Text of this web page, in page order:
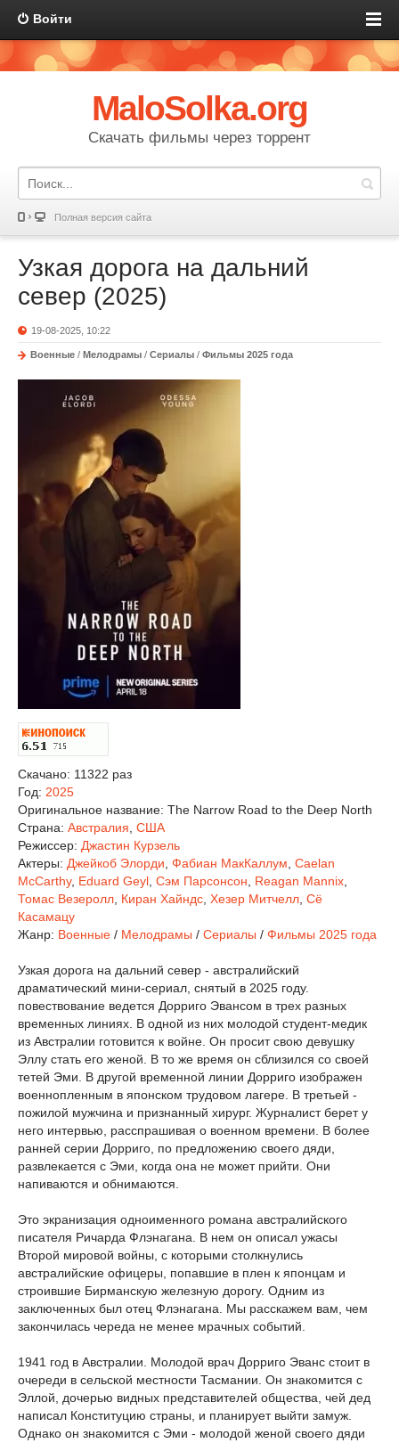
Войти
MaloSolka.org
Скачать фильмы через торрент
Полная версия сайта
Узкая дорога на дальний
север (2025)
19-08-2025, 10:22
Военные / Мелодрамы / Сериалы / Фильмы 2025 года
Скачано: 11322 раз
Год: 2025
Оригинальное название: The Narrow Road to the Deep North
Страна: Австралия США
Режиссер: Джастин Курзель
Актеры: Джейкоб Элорди Фабиан МакКаллум Caelan
McCarthy, Eduard Geyl Сэм Парсонсон Reagan Mannix
Томас Везеролл Киран Хайндс Хезер Митчелл Сё
Касамацу
Жанр: Военные / Мелодрамы / Сериалы / Фильмы 2025 года
Узкая дорога на дальний север - австралийский
драматический мини-сериал, снятый в 2025 году.
повествование ведется Дорриго Эвансом в трех разных
временных линиях. В одной из них молодой студент-медик
из Австралии готовится к войне. Он просит свою девушку
Эллу стать его женой. В то же время он сблизился со своей
тетей Эми. В другой временной линии Дорриго изображен
военнопленным в японском трудовом лагере. В третьей -
пожилой мужчина и признанный хирург. Журналист берет у
него интервью, расспрашивая о военном времени. В более
ранней серии Дорриго, по предложению своего дяди,
развлекается с Эми, когда она не может прийти. Они
напиваются и обнимаются.
Это экранизация одноименного романа австралийского
писателя Ричарда Флэнагана. В нем он описал ужасы
Второй мировой войны, с которыми столкнулись
австралийские офицеры, попавшие в плен к японцам и
строившие Бирманскую железную дорогу. Одним из
заключенных был отец Флэнагана. Мы расскажем вам, чем
закончилась череда не менее мрачных событий.
1941 год в Австралии. Молодой врач Дорриго Эванс стоит в
очереди в сельской местности Тасмании. Он знакомится с
Эллой, дочерью видных представителей общества, чей дед
написал Конституцию страны, и планирует выйти замуж.
Однако он знакомится с Эми - молодой женой своего дяди